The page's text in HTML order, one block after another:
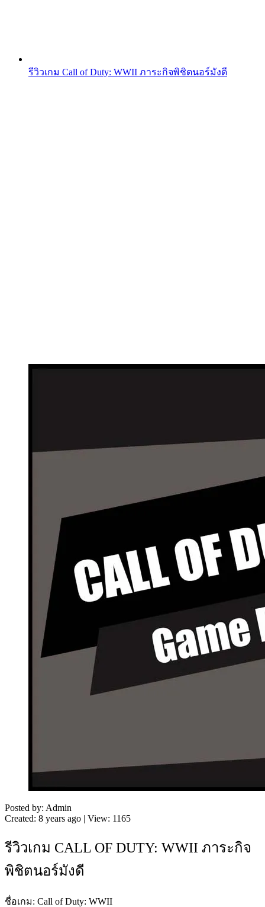
รีวิวเกม Call of Duty: WWII ภาระกิจพิชิตนอร์มังดี
Posted by: Admin
Created: 8 years ago | View: 1165
รีวิวเกม CALL OF DUTY: WWII ภาระกิจ
พิชิตนอร์มังดี
ชื่อเกม: Call of Duty: WWII